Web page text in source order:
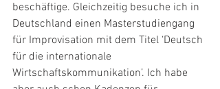
beschäftige. Gleichzeitig besuche ich in
Deutschland einen Masterstudiengang
für Improvisation mit dem Titel ‘Deutsch
für die internationale
Wirtschaftskommunikation’. Ich habe